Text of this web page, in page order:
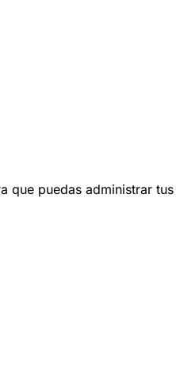
que puedas administrar